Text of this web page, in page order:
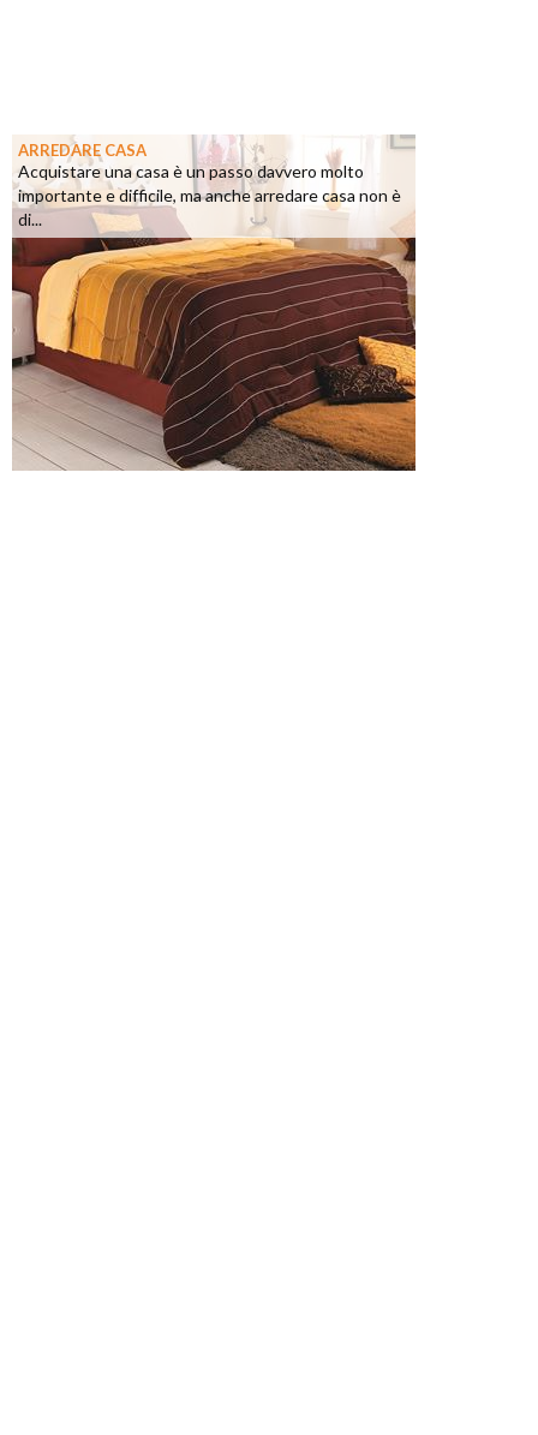
ARREDARE CASA
Acquistare una casa è un passo davvero molto
importante e difficile, ma anche arredare casa non è
di...